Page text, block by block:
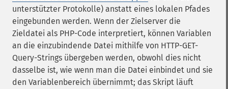
unterstützter Protokolle) anstatt eines lokalen Pfades
eingebunden werden. Wenn der Zielserver die
Zieldatei als PHP-Code interpretiert, können Variablen
an die einzubindende Datei mithilfe von HTTP-GET-
Query-Strings übergeben werden, obwohl dies nicht
dasselbe ist, wie wenn man die Datei einbindet und sie
den Variablenbereich übernimmt; das Skript läuft